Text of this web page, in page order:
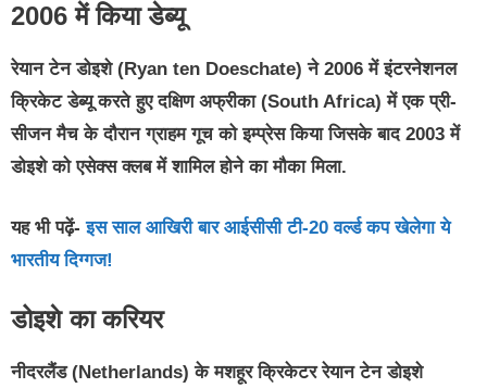
2006 में किया डेब्यू
रेयान टेन डोइशे (Ryan ten Doeschate) ने 2006 में इंटरनेशनल
क्रिकेट डेब्यू करते हुए दक्षिण अफ्रीका (South Africa) में एक प्री-
सीजन मैच के दौरान ग्राहम गूच को इम्प्रेस किया जिसके बाद 2003 में
डोइशे को एसेक्स क्लब में शामिल होने का मौका मिला.
यह भी पढ़ें-इस साल आखिरी बार आईसीसी टी-20 वर्ल्ड कप खेलेगा ये
भारतीय दिग्गज!
डोइशे का करियर
नीदरलैंड (Netherlands) के मशहूर क्रिकेटर रेयान टेन डोइशे